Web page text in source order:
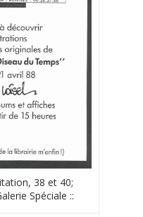
38 et 40;
Spéciale ::